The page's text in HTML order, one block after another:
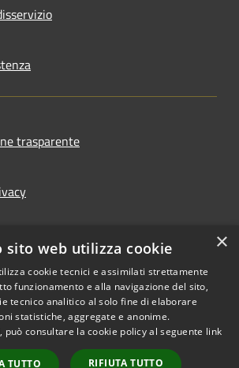
trasparente
accessibilità
Copyright © 2026 • Comune di
Breda di Piave • Powered by
Municipium• Accesso
×
sito web utilizza cookie
cookie tecnici e assimilati strettamente
funzionamento e alla navigazione del sito,
tecnico analitico al solo fine di elaborare
statistiche, aggregate e anonime.
può consultare la cookie policy al seguente link
TUTTO RIFIUTA TUTTO